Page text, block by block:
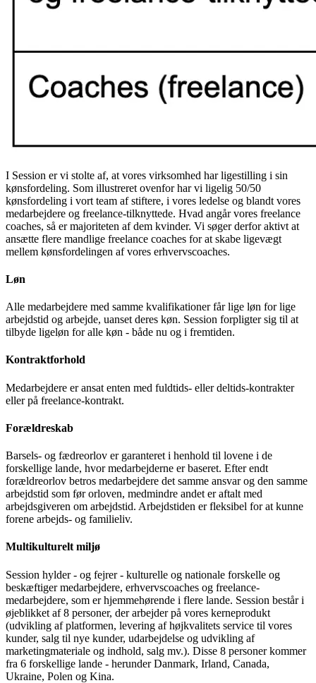
I Session er vi stolte af, at vores virksomhed har ligestilling i sin
kønsfordeling. Som illustreret ovenfor har vi ligelig 50/50
kønsfordeling i vort team af stiftere, i vores ledelse og blandt vores
medarbejdere og freelance-tilknyttede. Hvad angår vores freelance
coaches, så er majoriteten af dem kvinder. Vi søger derfor aktivt at
ansætte flere mandlige freelance coaches for at skabe ligevægt
mellem kønsfordelingen af vores erhvervscoaches.
Løn
Alle medarbejdere med samme kvalifikationer får lige løn for lige
arbejdstid og arbejde, uanset deres køn. Session forpligter sig til at
tilbyde ligeløn for alle køn - både nu og i fremtiden.
Kontraktforhold
Medarbejdere er ansat enten med fuldtids- eller deltids-kontrakter
eller på freelance-kontrakt.
Forældreskab
Barsels- og fædreorlov er garanteret i henhold til lovene i de
forskellige lande, hvor medarbejderne er baseret. Efter endt
forældreorlov betros medarbejdere det samme ansvar og den samme
arbejdstid som før orloven, medmindre andet er aftalt med
arbejdsgiveren om arbejdstid. Arbejdstiden er fleksibel for at kunne
forene arbejds- og familieliv.
Multikulturelt miljø
Session hylder - og fejrer - kulturelle og nationale forskelle og
beskæftiger medarbejdere, erhvervscoaches og freelance-
medarbejdere, som er hjemmehørende i flere lande. Session består i
øjeblikket af 8 personer, der arbejder på vores kerneprodukt
(udvikling af platformen, levering af højkvalitets service til vores
kunder, salg til nye kunder, udarbejdelse og udvikling af
marketingmateriale og indhold, salg mv.). Disse 8 personer kommer
fra 6 forskellige lande - herunder Danmark, Irland, Canada,
Ukraine, Polen og Kina.